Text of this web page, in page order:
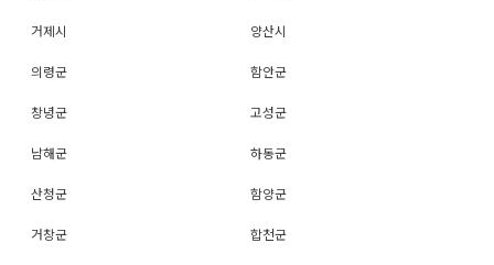
거제시 양산시
의령군 함안군
창녕군 고성군
남해군 하동군
산청군 함양군
거창군 합천군